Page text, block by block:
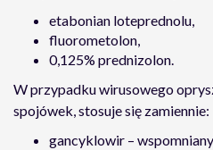
etabonian loteprednolu,
fluorometolon,
0,125% prednizolon.
W przypadku wirusowego
spojówek, stosuje się zamiennie:
gancyklowir –